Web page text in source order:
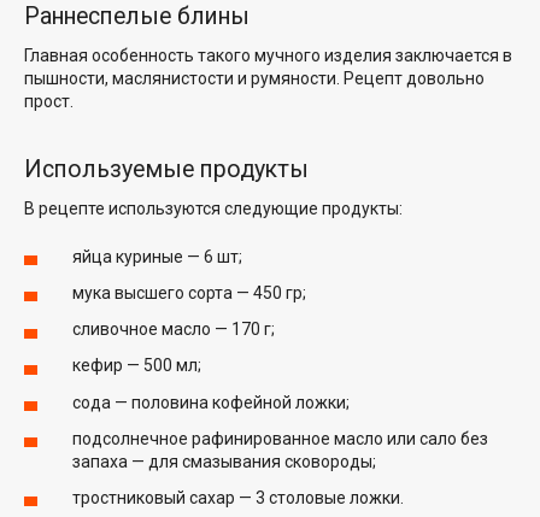
Раннеспелые блины
Главная особенность такого мучного изделия заключается в
пышности, маслянистости и румяности. Рецепт довольно
прост.
Используемые продукты
В рецепте используются следующие продукты:
яйца куриные — 6 шт;
мука высшего сорта — 450 гр;
сливочное масло — 170 г;
кефир — 500 мл;
сода — половина кофейной ложки;
подсолнечное рафинированное масло или сало без
запаха — для смазывания сковороды;
тростниковый сахар — 3 столовые ложки.